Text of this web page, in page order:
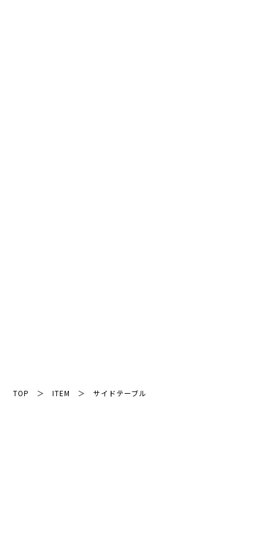
TOP ＞ITEM ＞サイドテーブル